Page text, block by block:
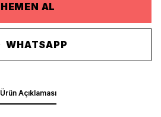
HEMEN AL
WHATSAPP
Ürün Açıklaması